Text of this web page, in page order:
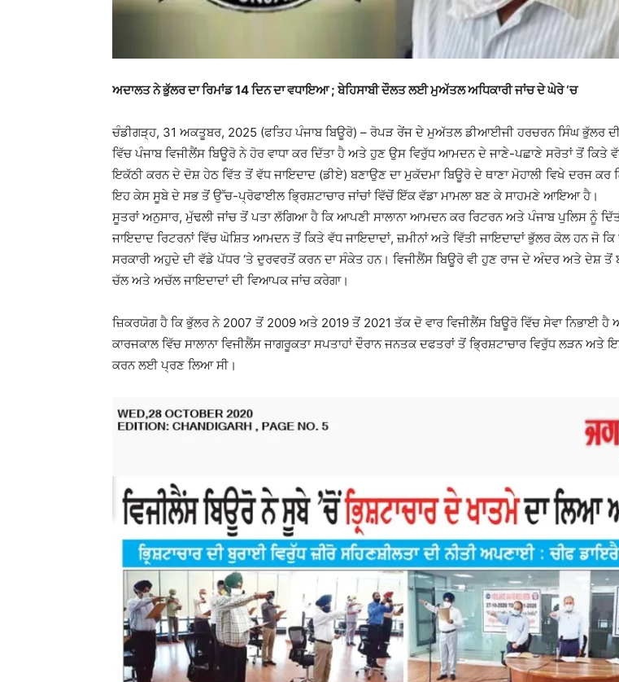
ਅਦਾਲਤ ਨੇ ਭੁੱਲਰ ਦਾ ਰਿਮਾਂਡ 14 ਦਿਨ ਦਾ ਵਧਾਇਆ ; ਬੇਹਿਸਾਬੀ ਦੌਲਤ ਲਈ ਮੁਅੱਤਲ ਅਧਿਕਾਰੀ ਜਾਂਚ ਦੇ ਘੇਰੇ ‘ਚ
ਚੰਡੀਗੜ੍ਹ, 31 ਅਕਤੂਬਰ, 2025 (ਫਤਿਹ ਪੰਜਾਬ ਬਿਊਰੋ) – ਰੋਪੜ ਰੇਂਜ ਦੇ ਮੁਅੱਤਲ ਡੀਆਈਜੀ ਹਰਚਰਨ ਸਿੰਘ ਭੁੱਲਰ
ਵਿੱਚ ਪੰਜਾਬ ਵਿਜੀਲੈਂਸ ਬਿਊਰੋ ਨੇ ਹੋਰ ਵਾਧਾ ਕਰ ਦਿੱਤਾ ਹੈ ਅਤੇ ਹੁਣ ਉਸ ਵਿਰੁੱਧ ਆਮਦਨ ਦੇ ਜਾਣੇ-ਪਛਾਣੇ ਸਰੋਤਾਂ ਤੋਂ ਕਿਤੇ
ਇਕੱਠੀ ਕਰਨ ਦੇ ਦੋਸ਼ ਹੇਠ ਵਿੱਤ ਤੋਂ ਵੱਧ ਜਾਇਦਾਦ (ਡੀਏ) ਬਣਾਉਣ ਦਾ ਮੁਕੱਦਮਾ ਬਿਊਰੋ ਦੇ ਥਾਣਾ ਮੋਹਾਲੀ ਵਿਖੇ ਦਰਜ ਕਰ
ਇਹ ਕੇਸ ਸੂਬੇ ਦੇ ਸਭ ਤੋਂ ਉੱਚ-ਪ੍ਰੋਫਾਈਲ ਭ੍ਰਿਸ਼ਟਾਚਾਰ ਜਾਂਚਾਂ ਵਿੱਚੋਂ ਇੱਕ ਵੱਡਾ ਮਾਮਲਾ ਬਣ ਕੇ ਸਾਹਮਣੇ ਆਇਆ ਹੈ।
ਸੂਤਰਾਂ ਅਨੁਸਾਰ, ਮੁੱਢਲੀ ਜਾਂਚ ਤੋਂ ਪਤਾ ਲੱਗਿਆ ਹੈ ਕਿ ਆਪਣੀ ਸਾਲਾਨਾ ਆਮਦਨ ਕਰ ਰਿਟਰਨ ਅਤੇ ਪੰਜਾਬ ਪੁਲਿਸ ਨੂੰ
ਜਾਇਦਾਦ ਰਿਟਰਨਾਂ ਵਿੱਚ ਘੋਸ਼ਿਤ ਆਮਦਨ ਤੋਂ ਕਿਤੇ ਵੱਧ ਜਾਇਦਾਦਾਂ, ਜ਼ਮੀਨਾਂ ਅਤੇ ਵਿੱਤੀ ਜਾਇਦਾਦਾਂ ਭੁੱਲਰ ਕੋਲ ਹਨ ਜੋ
ਸਰਕਾਰੀ ਅਹੁਦੇ ਦੀ ਵੱਡੇ ਪੱਧਰ ‘ਤੇ ਦੁਰਵਰਤੋਂ ਕਰਨ ਦਾ ਸੰਕੇਤ ਹਨ। ਵਿਜੀਲੈਂਸ ਬਿਊਰੋ ਵੀ ਹੁਣ ਰਾਜ ਦੇ ਅੰਦਰ ਅਤੇ ਦੇਸ਼ ਤੋਂ
ਚੱਲ ਅਤੇ ਅਚੱਲ ਜਾਇਦਾਦਾਂ ਦੀ ਵਿਆਪਕ ਜਾਂਚ ਕਰੇਗਾ।
ਜ਼ਿਕਰਯੋਗ ਹੈ ਕਿ ਭੁੱਲਰ ਨੇ 2007 ਤੋਂ 2009 ਅਤੇ 2019 ਤੋਂ 2021 ਤੱਕ ਦੋ ਵਾਰ ਵਿਜੀਲੈਂਸ ਬਿਊਰੋ ਵਿੱਚ ਸੇਵਾ ਨਿਭਾਈ
ਕਾਰਜਕਾਲ ਵਿੱਚ ਸਾਲਾਨਾ ਵਿਜੀਲੈਂਸ ਜਾਗਰੂਕਤਾ ਸਪਤਾਹਾਂ ਦੌਰਾਨ ਜਨਤਕ ਦਫਤਰਾਂ ਤੋਂ ਭ੍ਰਿਸ਼ਟਾਚਾਰ ਵਿਰੁੱਧ ਲੜਨ ਅਤੇ
ਕਰਨ ਲਈ ਪ੍ਰਣ ਲਿਆ ਸੀ।